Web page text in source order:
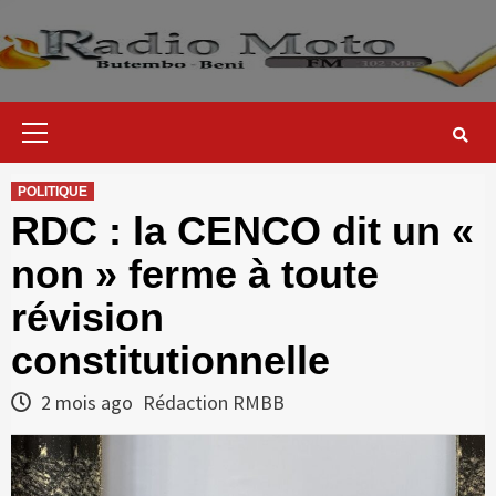
to
content
POLITIQUE
RDC : la CENCO dit un «
non » ferme à toute
révision
constitutionnelle
2 mois ago Rédaction RMBB